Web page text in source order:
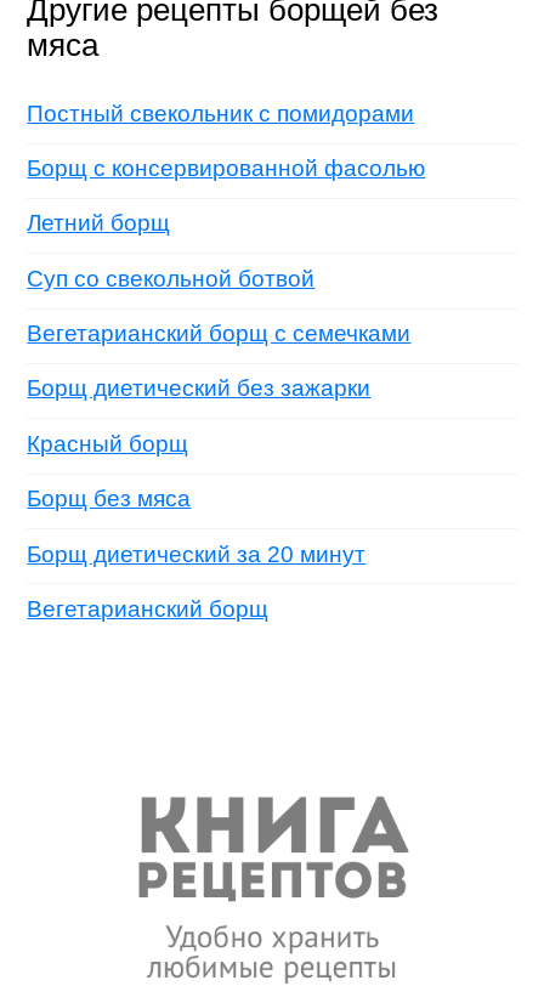
Другие рецепты борщей без
мяса
Постный свекольник с помидорами
Борщ с консервированной фасолью
Летний борщ
Суп со свекольной ботвой
Вегетарианский борщ с семечками
Борщ диетический без зажарки
Красный борщ
Борщ без мяса
Борщ диетический за 20 минут
Вегетарианский борщ